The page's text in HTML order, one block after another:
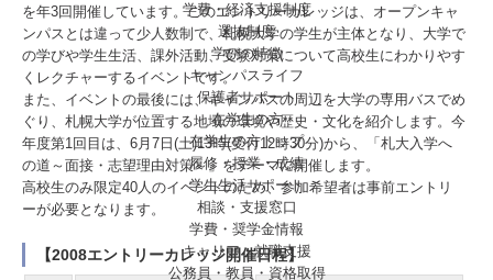
学費・経済支援制度
選抜制度
学びの特徴
キャンパスライフ
保護者サポート
在学生の方
在学生の方トップ
履修・授業・成績
学生生活サポート
相談・支援窓口
学費・奨学金情報
キャリア・就職支援
公務員・教員・資格取得
を年3回開催しています。このエントリーカレッジは、オープンキャ
ンパスとは違って少人数制で、札幌大学の学生が主体となり、大学で
の学びや学生生活、課外活動、受験対策について高校生にわかりやす
くレクチャーするイベントです。
また、イベントの最後には、キャンパスの周辺を大学の専用バスでめ
ぐり、札幌大学が位置する地域の環境や歴史・文化を紹介します。今
年度第1回目は、6月7日(土)13時(受付12時30分)から、「札大入学へ
の道～面接・志望理由対策～」をテーマに開催します。
高校生のみ限定40人のイベントのため、参加希望者は事前エントリ
ーが必要となります。
【2008エントリーカレッジ開催日程】